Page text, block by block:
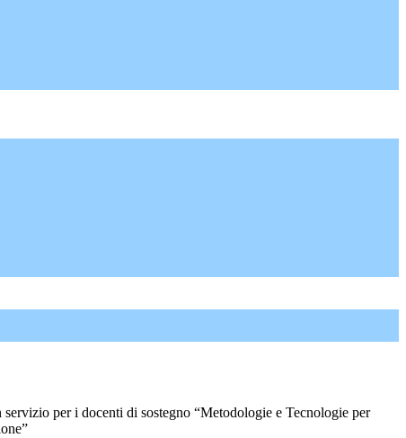
per i docenti di sostegno “Metodologie e Tecnologie per